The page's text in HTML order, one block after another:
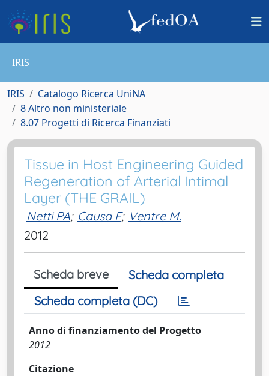
IRIS
IRIS
Catalogo Ricerca UniNA
8 Altro non ministeriale
8.07 Progetti di Ricerca Finanziati
Tissue in Host Engineering Guided
Regeneration of Arterial Intimal
Layer (THE GRAIL)
Netti PA; Causa F; Ventre M.
2012
Scheda breve
Scheda completa
Scheda completa (DC)
Anno di finanziamento del Progetto
2012
Citazione